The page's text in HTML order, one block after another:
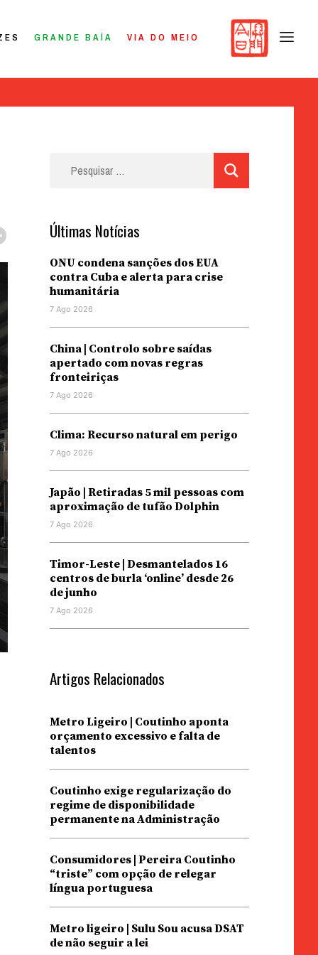
GRANDE BAÍA VIA DO MEIO
Últimas Notícias
ONU condena sanções dos EUA
contra Cuba e alerta para crise
humanitária
7 Ago 2026
China | Controlo sobre saídas
apertado com novas regras
fronteiriças
7 Ago 2026
Clima: Recurso natural em perigo
7 Ago 2026
Japão | Retiradas 5 mil pessoas com
aproximação de tufão Dolphin
7 Ago 2026
Timor-Leste | Desmantelados 16
centros de burla ‘online’ desde 26
de junho
7 Ago 2026
Artigos Relacionados
Metro Ligeiro | Coutinho aponta
orçamento excessivo e falta de
talentos
Coutinho exige regularização do
regime de disponibilidade
permanente na Administração
Consumidores | Pereira Coutinho
“triste” com opção de relegar
língua portuguesa
Metro ligeiro | Sulu Sou acusa DSAT
de não seguir a lei